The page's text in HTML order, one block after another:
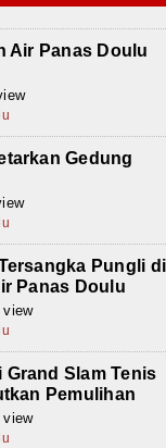
Air Panas Doulu
Gedung
Pungli di
Panas Doulu
view
Grand Slam Tenis
Pemulihan
view